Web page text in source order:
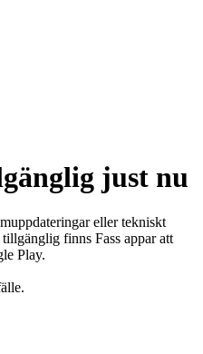
just nu
eller tekniskt
finns Fass appar att
Play.